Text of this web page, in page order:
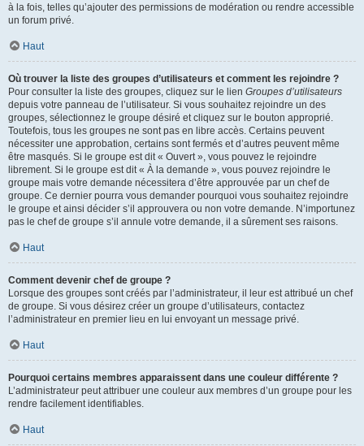
à la fois, telles qu’ajouter des permissions de modération ou rendre accessible
un forum privé.
Haut
Où trouver la liste des groupes d’utilisateurs et comment les rejoindre ?
Pour consulter la liste des groupes, cliquez sur le lien Groupes d’utilisateurs
depuis votre panneau de l’utilisateur. Si vous souhaitez rejoindre un des
groupes, sélectionnez le groupe désiré et cliquez sur le bouton approprié.
Toutefois, tous les groupes ne sont pas en libre accès. Certains peuvent
nécessiter une approbation, certains sont fermés et d’autres peuvent même
être masqués. Si le groupe est dit « Ouvert », vous pouvez le rejoindre
librement. Si le groupe est dit « À la demande », vous pouvez rejoindre le
groupe mais votre demande nécessitera d’être approuvée par un chef de
groupe. Ce dernier pourra vous demander pourquoi vous souhaitez rejoindre
le groupe et ainsi décider s’il approuvera ou non votre demande. N’importunez
pas le chef de groupe s’il annule votre demande, il a sûrement ses raisons.
Haut
Comment devenir chef de groupe ?
Lorsque des groupes sont créés par l’administrateur, il leur est attribué un chef
de groupe. Si vous désirez créer un groupe d’utilisateurs, contactez
l’administrateur en premier lieu en lui envoyant un message privé.
Haut
Pourquoi certains membres apparaissent dans une couleur différente ?
L’administrateur peut attribuer une couleur aux membres d’un groupe pour les
rendre facilement identifiables.
Haut